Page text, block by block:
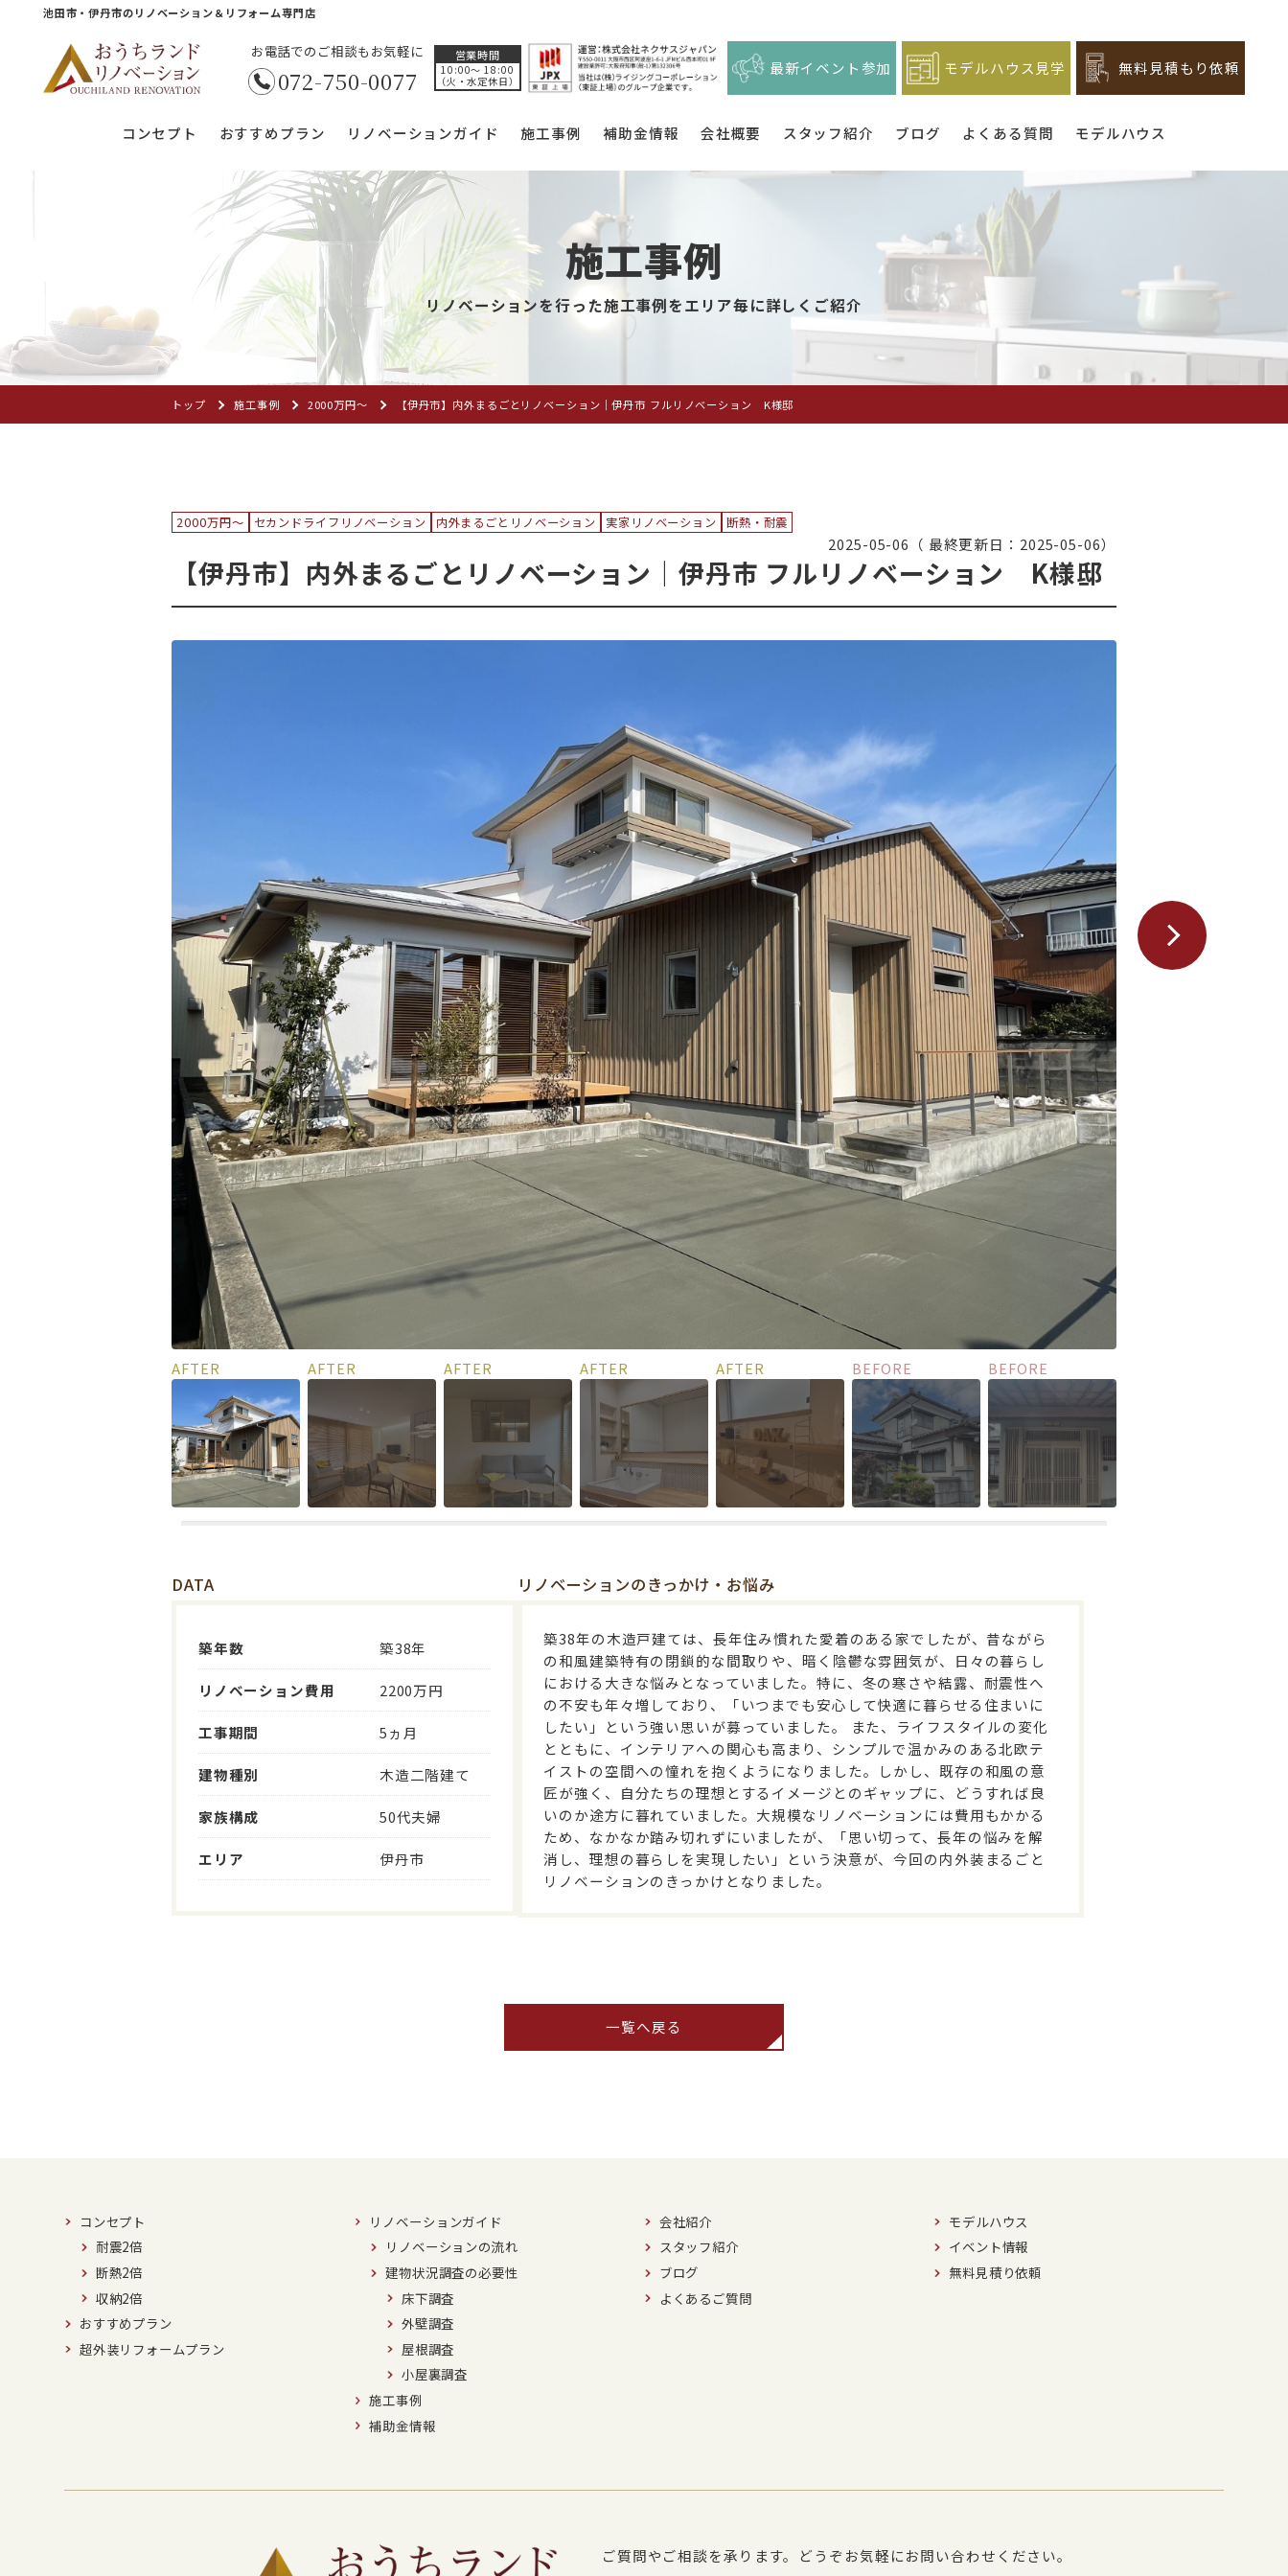
池田市・伊丹市のリノベーション＆リフォーム専門店
お電話でのご相談もお気軽に
072-750-0077
営業時間
10:00〜 18:00
（火・水定休日）
最新イベント参加 モデルハウス見学 無料見積もり依頼
コンセプト おすすめプラン リノベーションガイド 施工事例 補助金情報 会社概要 スタッフ紹介 ブログ よくある質問 モデルハウス
施工事例
リノベーションを行った施工事例をエリア毎に詳しくご紹介
トップ 施工事例 2000万円〜 【伊丹市】内外まるごとリノベーション｜伊丹市 フルリノベーション K様邸
2000万円〜 セカンドライフリノベーション 内外まるごとリノベーション 実家リノベーション 断熱・耐震
2025-05-06（ 最終更新日：2025-05-06）
【伊丹市】内外まるごとリノベーション｜伊丹市 フルリノベーション K様邸
DATA
築年数 築38年
リノベーション費用 2200万円
工事期間 5ヵ月
建物種別 木造二階建て
家族構成 50代夫婦
エリア 伊丹市
リノベーションのきっかけ・お悩み
築38年の木造戸建ては、長年住み慣れた愛着のある家でしたが、昔ながら
の和風建築特有の閉鎖的な間取りや、暗く陰鬱な雰囲気が、日々の暮らし
における大きな悩みとなっていました。特に、冬の寒さや結露、耐震性へ
の不安も年々増しており、「いつまでも安心して快適に暮らせる住まいに
したい」という強い思いが募っていました。 また、ライフスタイルの変化
とともに、インテリアへの関心も高まり、シンプルで温かみのある北欧テ
イストの空間への憧れを抱くようになりました。しかし、既存の和風の意
匠が強く、自分たちの理想とするイメージとのギャップに、どうすれば良
いのか途方に暮れていました。大規模なリノベーションには費用もかかる
ため、なかなか踏み切れずにいましたが、「思い切って、長年の悩みを解
消し、理想の暮らしを実現したい」という決意が、今回の内外装まるごと
リノベーションのきっかけとなりました。
一覧へ戻る
コンセプト
耐震2倍
断熱2倍
収納2倍
おすすめプラン
超外装リフォームプラン
リノベーションガイド
リノベーションの流れ
建物状況調査の必要性
床下調査
外壁調査
屋根調査
小屋裏調査
施工事例
補助金情報
会社紹介
スタッフ紹介
ブログ
よくあるご質問
モデルハウス
イベント情報
無料見積り依頼
ご質問やご相談を承ります。 どうぞお気軽にお問い合わせください。